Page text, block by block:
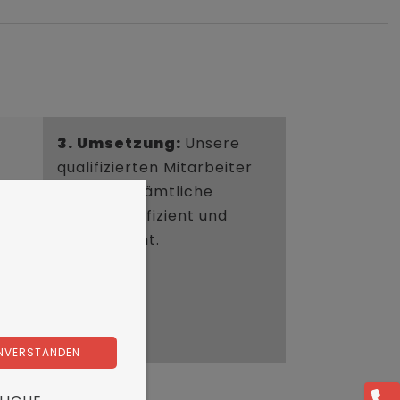
3. Umsetzung: Unsere
qualifizierten Mitarbeiter
erledigen sämtliche
Arbeiten effizient und
fachgerecht.